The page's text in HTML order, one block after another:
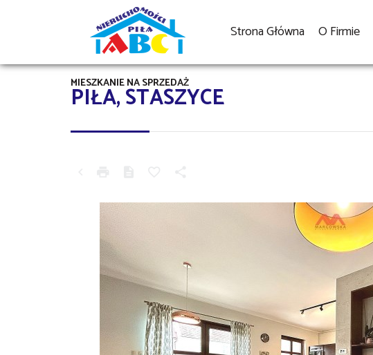
Strona Główna O Firmie
PIŁA, STASZYCE
MIESZKANIE NA SPRZEDAŻ